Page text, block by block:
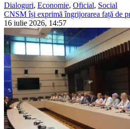
Dialoguri, Economie, Oficial, Social
CNSM își exprimă îngrijorarea față de
16 iulie 2026, 14:57